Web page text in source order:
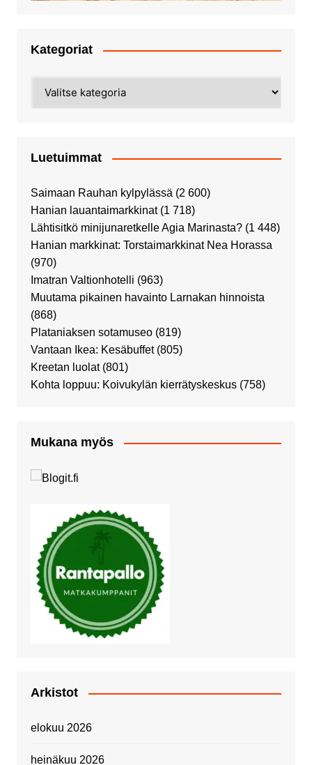
Kategoriat
Luetuimmat
Saimaan Rauhan kylpylässä (2 600)
Hanian lauantaimarkkinat (1 718)
Lähtisitkö minijunaretkelle Agia Marinasta? (1 448)
Hanian markkinat: Torstaimarkkinat Nea Horassa
(970)
Imatran Valtionhotelli (963)
Muutama pikainen havainto Larnakan hinnoista
(868)
Plataniaksen sotamuseo (819)
Vantaan Ikea: Kesäbuffet (805)
Kreetan luolat (801)
Kohta loppuu: Koivukylän kierrätyskeskus (758)
Mukana myös
Arkistot
elokuu 2026
heinäkuu 2026